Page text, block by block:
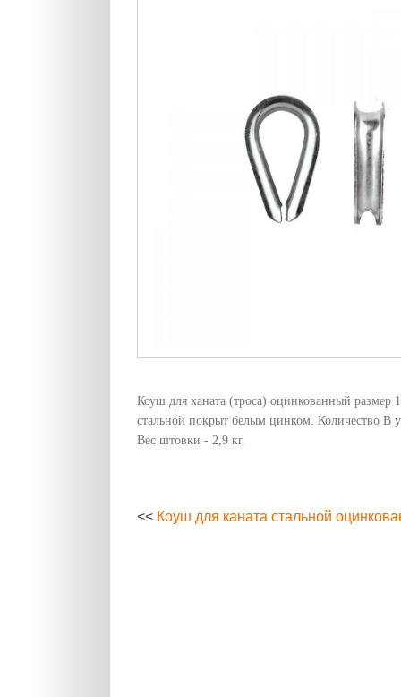
Коуш для каната (троса) оцинкованный размер
стальной покрыт белым цинком. Количество В
Вес штовки - 2,9 кг.
<< Коуш для каната стальной